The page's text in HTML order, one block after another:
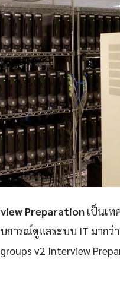
Preparation เป็นเท
การณ์ดูแลระบบ IT มากว่
v2 Interview